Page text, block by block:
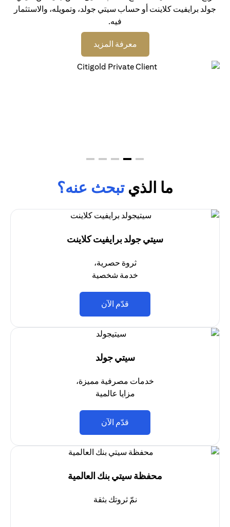
جولد برايفيت كلاينت أو حساب سيتي جولد، وتمويله، والاستثمار
فيه.
معرفة المزيد
ما الذيتبحث عنه؟
سيتي جولد برايفيت كلاينت
ثروة حصرية،
خدمة شخصية
قدّم الآن
سيتي جولد
خدمات مصرفية مميزة،
مزايا عالمية
قدّم الآن
محفظة سيتي بنك العالمية
نمّ ثروتك بثقة